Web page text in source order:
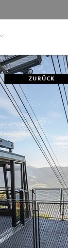
ZURÜCK